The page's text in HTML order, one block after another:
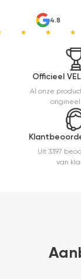
4.8
Officieel
Al onze
origineel
Uit 3397
van